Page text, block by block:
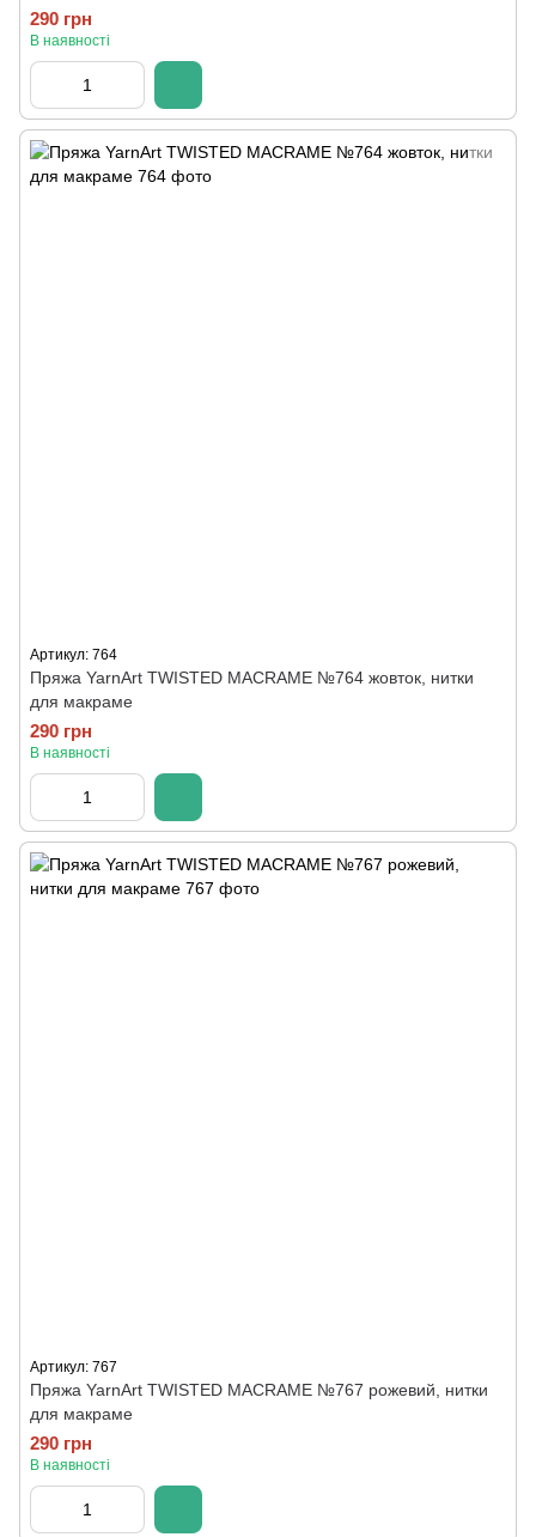
290 грн
В наявності
Артикул: 764
Пряжа YarnArt TWISTED MACRAME №764 жовток, нитки
для макраме
290 грн
В наявності
Артикул: 767
Пряжа YarnArt TWISTED MACRAME №767 рожевий, нитки
для макраме
290 грн
В наявності